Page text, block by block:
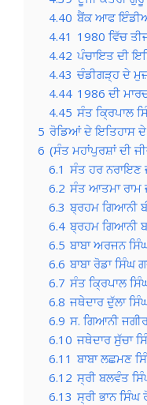
4.40 ਬੈਂਕ ਆਫ
4.41 1980 ਵਿੱਚ
4.42 ਪੰਚਾਇਤ ਦੀ
4.43 ਚੰਡੀਗੜ੍ਹ ਦੇ
4.44 1986 ਦੀ
4.45 ਸੰਤ ਕ੍ਰਿਪਾਲ
5 ਰੋਡਿਆਂ ਦੇ ਇਤਿਹਾਸ ਦੇ
6 (ਸੰਤ ਮਹਾਂਪੁਰਸ਼ਾਂ ਦੀ
6.1 ਸੰਤ ਹਰ ਨਰਾਇਣ
6.2 ਸੰਤ ਆਤਮਾ ਰਾਮ
6.3 ਬ੍ਰਹਮ ਗਿਆਨੀ
6.4 ਬ੍ਰਹਮ ਗਿਆਨੀ
6.5 ਬਾਬਾ ਅਰਜਨ
6.6 ਬਾਬਾ ਰੋਡਾ ਸਿੰਘ
6.7 ਸੰਤ ਕ੍ਰਿਪਾਲ
6.8 ਜਥੇਦਾਰ ਦੁੱਲਾ
6.9 ਸ. ਗਿਆਨੀ
6.10 ਜਥੇਦਾਰ ਸੁੱਚਾ
6.11 ਬਾਬਾ ਲਛਮਣ
6.12 ਸ੍ਰੀ ਬਲਵੰਤ
6.13 ਸ੍ਰੀ ਭਾਨ ਸਿੰਘ